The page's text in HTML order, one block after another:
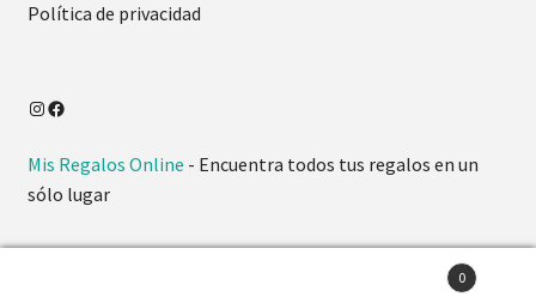
Política de privacidad
Mis Regalos Online - Encuentra todos tus regalos en un
sólo lugar
0